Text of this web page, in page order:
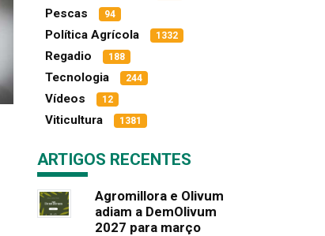
Pescas 94
Política Agrícola 1332
Regadio 188
Tecnologia 244
Vídeos 12
Viticultura 1381
ARTIGOS RECENTES
Agromillora e Olivum
adiam a DemOlivum
2027 para março